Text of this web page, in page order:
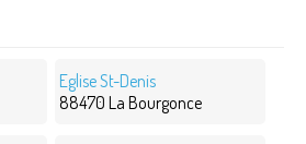
Eglise St-Denis
88470 La Bourgonce